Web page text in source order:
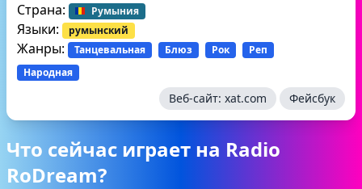
Страна:
Румыния
Языки: румынский
Жанры: Танцевальная Блюз Рок
Реп
Народная
Веб-сайт: xat.com Фейсбук
Что сейчас играет на Radio
RoDream?